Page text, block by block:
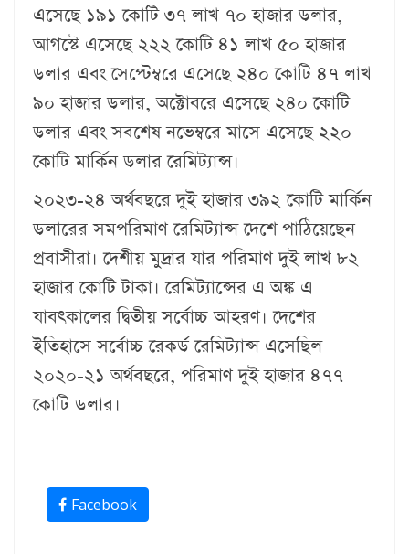
এসেছে ১৯১ কোটি ৩৭ লাখ ৭০ হাজার ডলার,
আগস্টে এসেছে ২২২ কোটি ৪১ লাখ ৫০ হাজার
ডলার এবং সেপ্টেম্বরে এসেছে ২৪০ কোটি ৪৭ লাখ
৯০ হাজার ডলার, অক্টোবরে এসেছে ২৪০ কোটি
ডলার এবং সবশেষ নভেম্বরে মাসে এসেছে ২২০
কোটি মার্কিন ডলার রেমিট্যান্স।
২০২৩-২৪ অর্থবছরে দুই হাজার ৩৯২ কোটি মার্কিন
ডলারের সমপরিমাণ রেমিট্যান্স দেশে পাঠিয়েছেন
প্রবাসীরা। দেশীয় মুদ্রার যার পরিমাণ দুই লাখ ৮২
হাজার কোটি টাকা। রেমিট্যান্সের এ অঙ্ক এ
যাবৎকালের দ্বিতীয় সর্বোচ্চ আহরণ। দেশের
ইতিহাসে সর্বোচ্চ রেকর্ড রেমিট্যান্স এসেছিল
২০২০-২১ অর্থবছরে, পরিমাণ দুই হাজার ৪৭৭
কোটি ডলার।
Facebook